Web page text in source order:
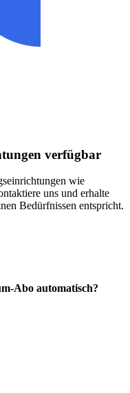
verfügbar
wie
uns und erhalte
Bedürfnissen entspricht.
Abo automatisch?